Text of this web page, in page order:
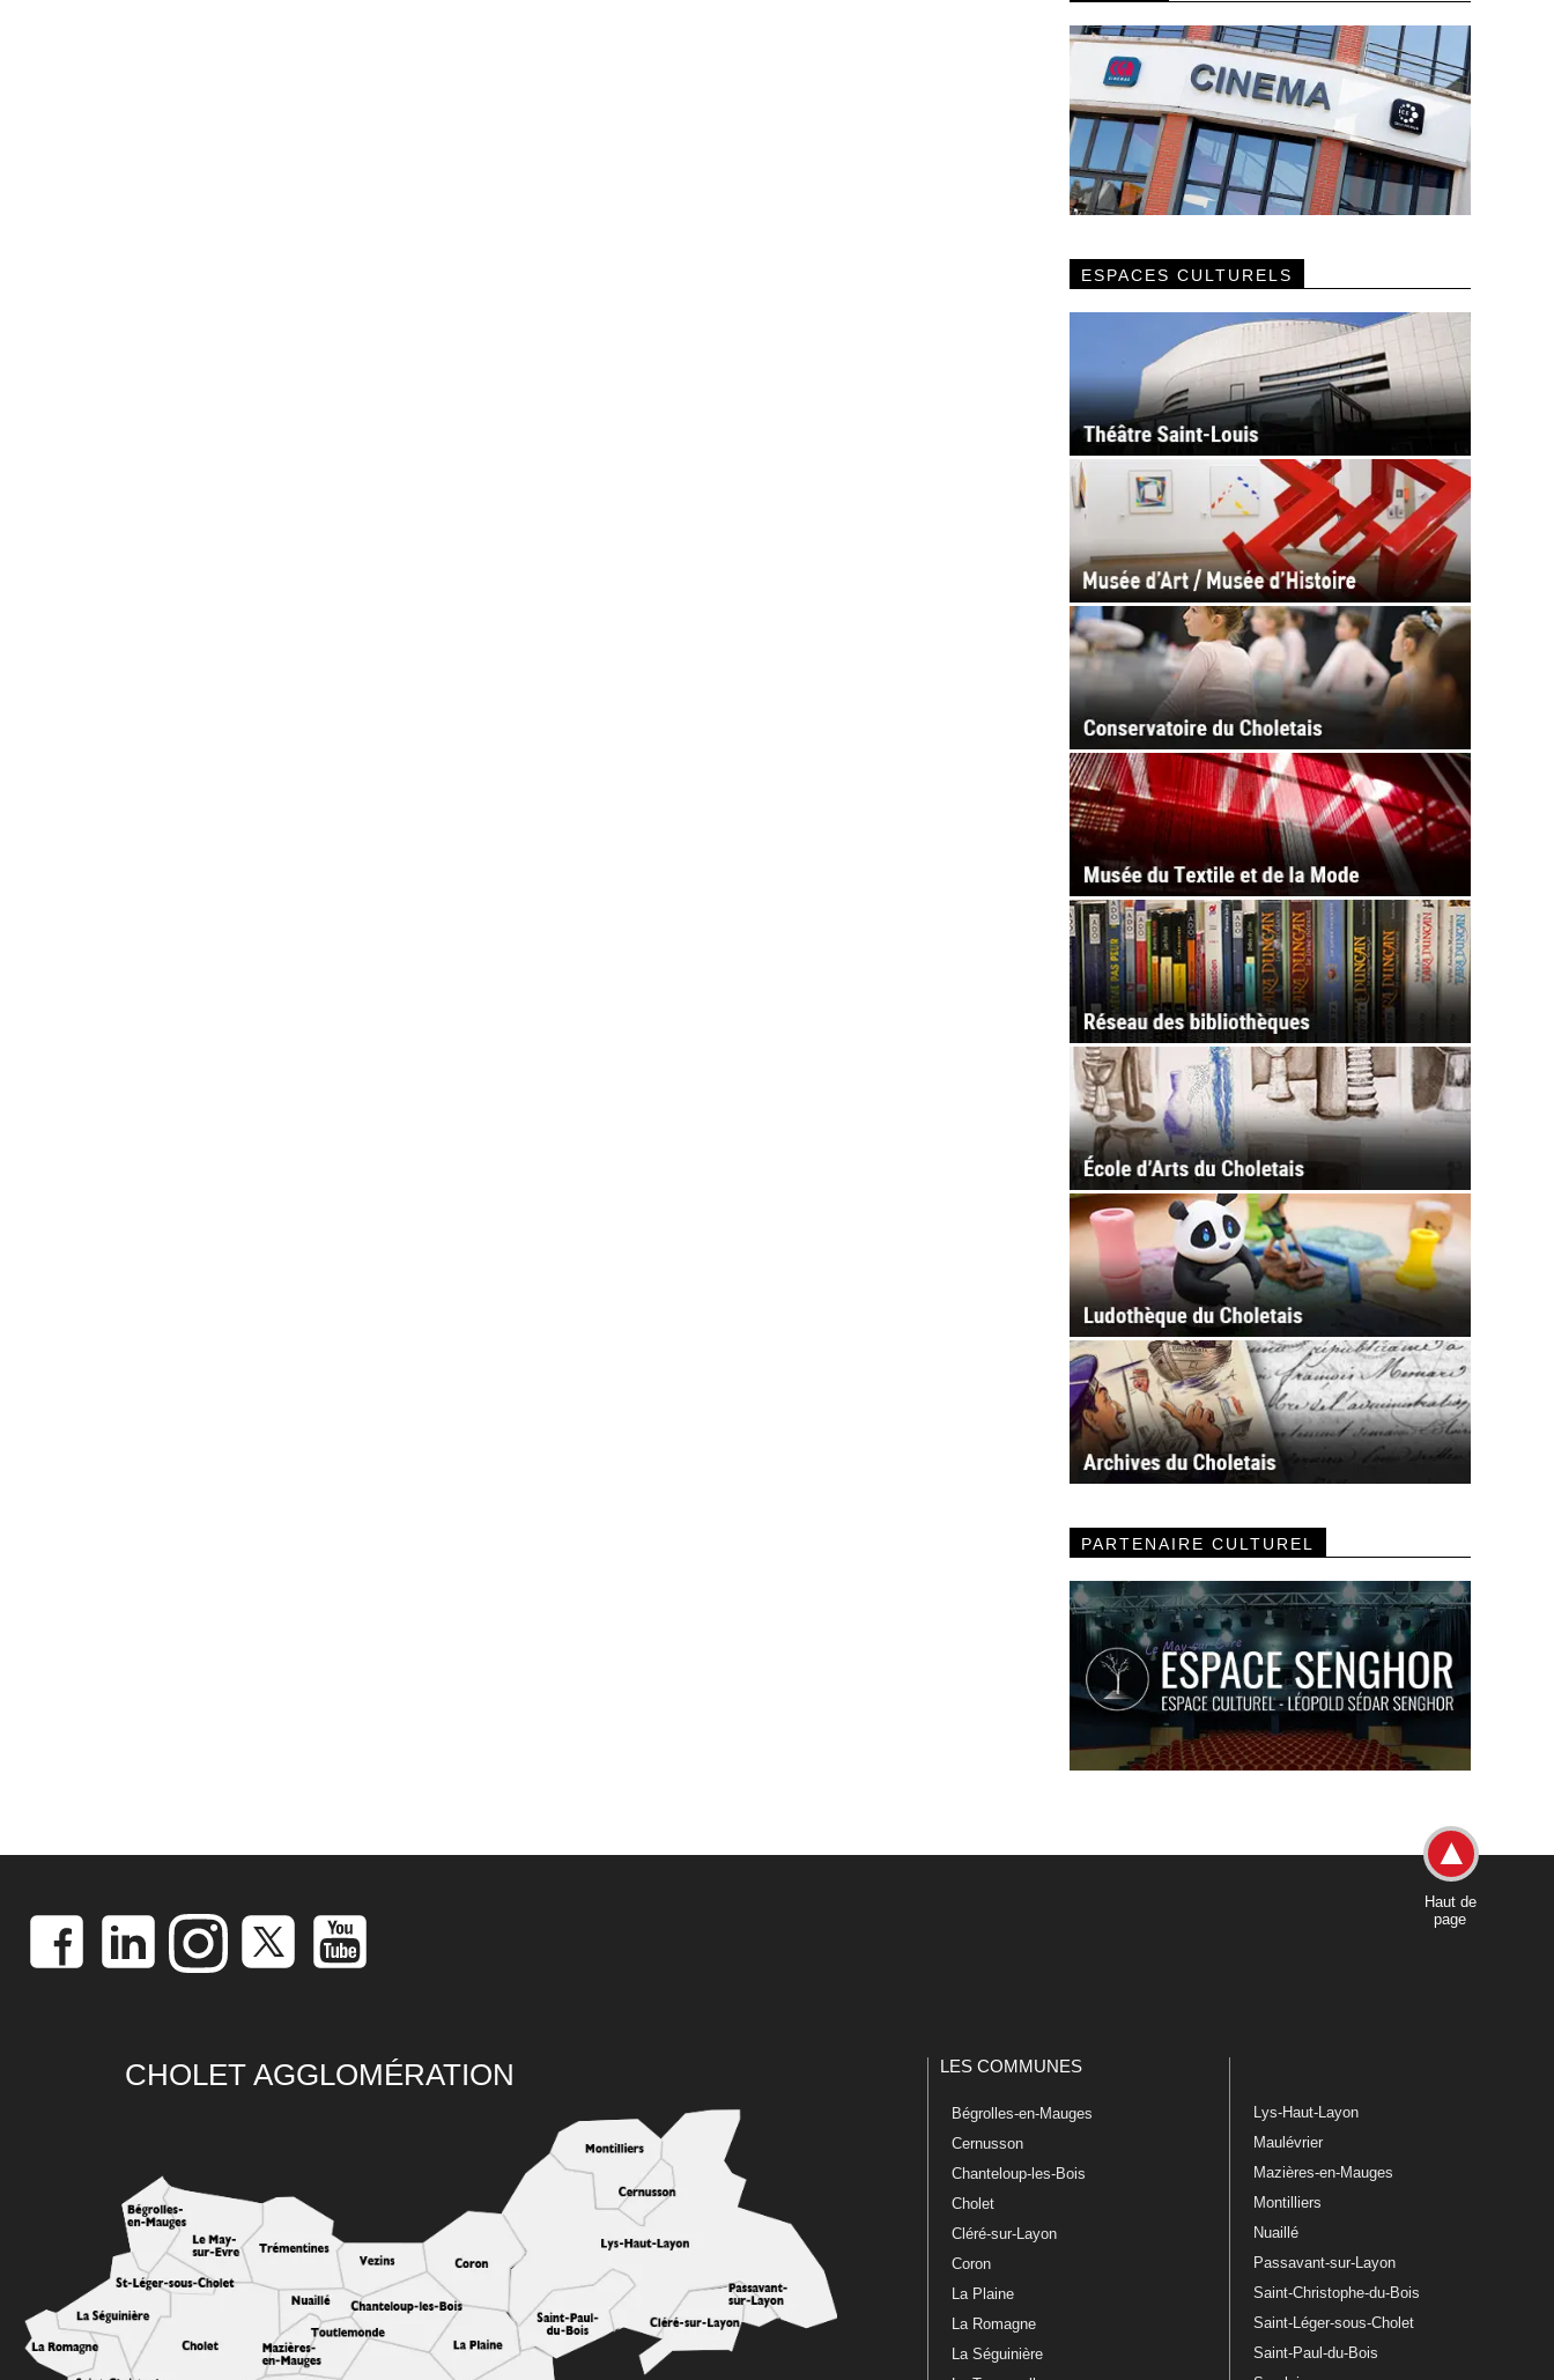
ESPACES CULTURELS
PARTENAIRE CULTUREL
Haut de
page
CHOLET AGGLOMÉRATION LES COMMUNES
Bégrolles-en-Mauges
Cernusson
Chanteloup-les-Bois
Cholet
Cléré-sur-Layon
Coron
La Plaine
La Romagne
La Séguinière
Lys-Haut-Layon
Maulévrier
Mazières-en-Mauges
Montilliers
Nuaillé
Passavant-sur-Layon
Saint-Christophe-du-Bois
Saint-Léger-sous-Cholet
Saint-Paul-du-Bois